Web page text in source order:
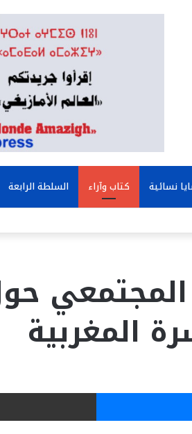
نسائية كتاب وآراء السلطة الرابعة
المغربية
ماسنجر